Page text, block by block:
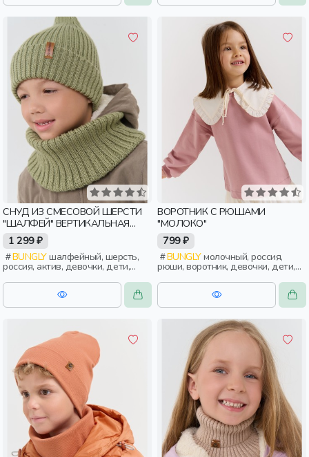
СНУД ИЗ СМЕСОВОЙ ШЕРСТИ
"ШАЛФЕЙ" ВЕРТИКАЛЬНАЯ
ВЯЗКА
1 299 ₽
BUNGLYшалфейный, шерсть,
россия, актив, девочки, дети,
малыши, дошкольники
ВОРОТНИК С РЮШАМИ
"МОЛОКО"
799 ₽
BUNGLYмолочный, россия,
рюши, воротник, девочки, дети,
малыши, дошкольники